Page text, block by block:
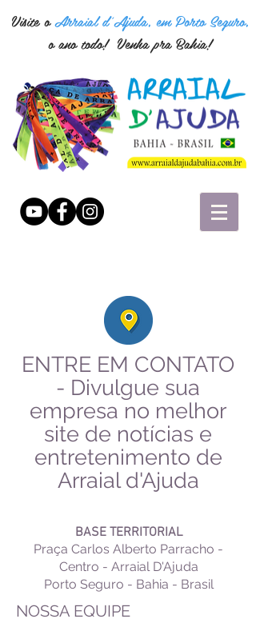
Visite oArraial d'Ajuda, em Porto Seguro,
o ano todo! Venha pra Bahia!
ENTRE EM CONTATO
- Divulgue sua
empresa no melhor
site de notícias e
entretenimento de
Arraial d'Ajuda
BASE TERRITORIAL
Praça Carlos Alberto Parracho -
Centro - Arraial D'Ajuda
Porto Seguro - Bahia - Brasil
NOSSA EQUIPE